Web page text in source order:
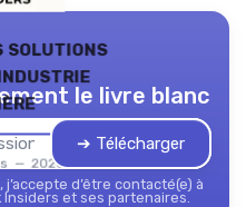
solutions
— 2026
le livre blanc
➔ Télécharger
d’être contacté(e) à
Insiders et ses partenaires.